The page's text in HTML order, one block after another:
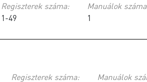
Regiszterek száma:
1-49
Manuálok
1
Regiszterek száma:
Manuálok